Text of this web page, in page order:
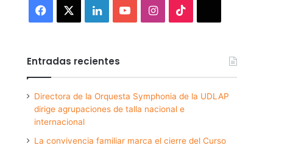
Facebook LinkedInYouTubeInstagram
Entradas recientes
Directora de la Orquesta Symphonia de la UDLAP
dirige agrupaciones de talla nacional e
internacional
La convivencia familiar marca el cierre del Curso